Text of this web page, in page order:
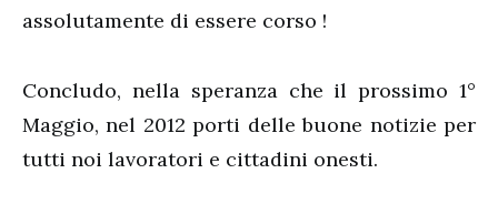
assolutamente di essere corso !
Concludo, nella speranza che il prossimo 1°
Maggio, nel 2012 porti delle buone notizie per
tutti noi lavoratori e cittadini onesti.